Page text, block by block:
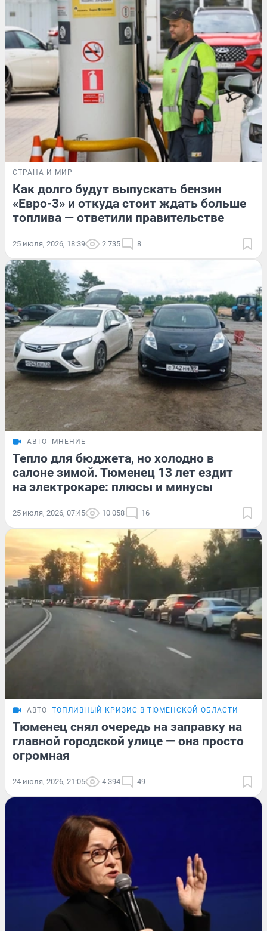
СТРАНА И МИР
Как долго будут выпускать бензин
«Евро-3» и откуда стоит ждать больше
топлива — ответили правительстве
25 июля, 2026, 18:39 2 735 8
АВТО МНЕНИЕ
Тепло для бюджета, но холодно в
салоне зимой. Тюменец 13 лет ездит
на электрокаре: плюсы и минусы
25 июля, 2026, 07:45 10 058 16
АВТО ТОПЛИВНЫЙ КРИЗИС В ТЮМЕНСКОЙ ОБЛАСТИ
Тюменец снял очередь на заправку на
главной городской улице — она просто
огромная
24 июля, 2026, 21:05 4 394 49